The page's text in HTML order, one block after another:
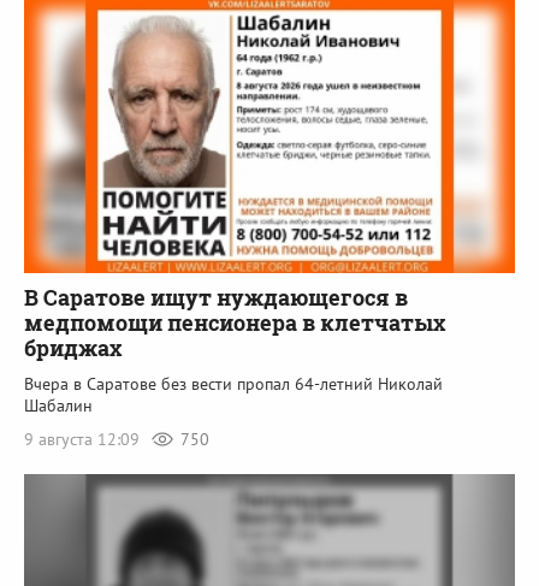
В Саратове ищут нуждающегося в
медпомощи пенсионера в клетчатых
бриджах
Вчера в Саратове без вести пропал 64-летний Николай
Шабалин
9 августа 12:09
750